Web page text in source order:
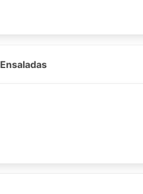
Ensaladas